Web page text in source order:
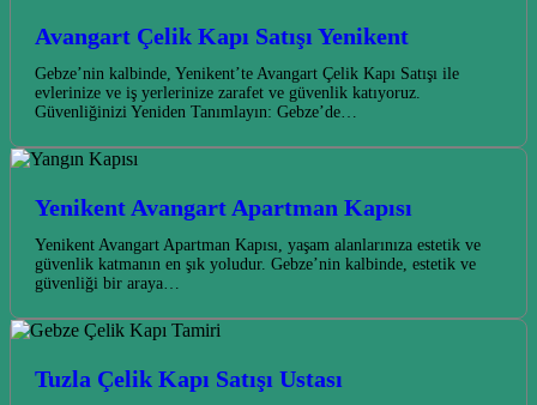
Avangart Çelik Kapı Satışı Yenikent
Gebze’nin kalbinde, Yenikent’te Avangart Çelik Kapı Satışı ile
evlerinize ve iş yerlerinize zarafet ve güvenlik katıyoruz.
Güvenliğinizi Yeniden Tanımlayın: Gebze’de…
Yenikent Avangart Apartman Kapısı
Yenikent Avangart Apartman Kapısı, yaşam alanlarınıza estetik ve
güvenlik katmanın en şık yoludur. Gebze’nin kalbinde, estetik ve
güvenliği bir araya…
Tuzla Çelik Kapı Satışı Ustası